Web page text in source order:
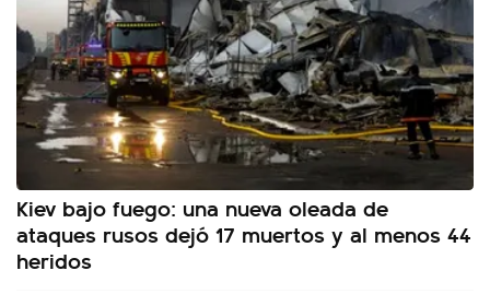
Kiev bajo fuego: una nueva oleada de
ataques rusos dejó 17 muertos y al menos 44
heridos